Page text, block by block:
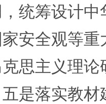
统筹设计
安全观等
思主义理
是落实教